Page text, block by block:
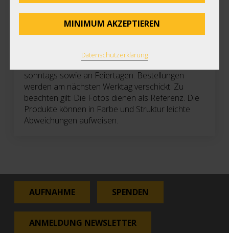
Lieferfristen: Postversand (Priority) dienstags bis
freitags. Kein Postversand montags, samstags,
sonntags sowie an Feiertagen. Bestellungen
werden am nächsten Werktag verschickt. Zu
beachten gilt: Die Fotos dienen als Referenz. Die
Produkte können in Farbe und Struktur leichte
Abweichungen aufweisen.
AUFNAHME SPENDEN
ANMELDUNG NEWSLETTER
MINIMUM AKZEPTIEREN
Datenschutzerklärung